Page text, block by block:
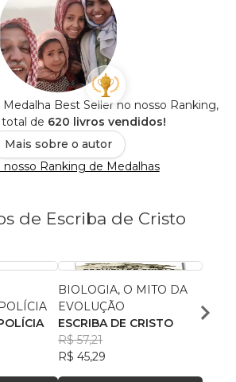
Medalha Best Seller no nosso Ranking,
de 620 livros vendidos!
Mais sobre o autor
Ranking de Medalhas
de Escriba de Cristo
BIOLOGIA, O MITO DA
EVOLUÇÃO
ESCRIBA DE CRISTO
R$ 57,21
R$ 45,29